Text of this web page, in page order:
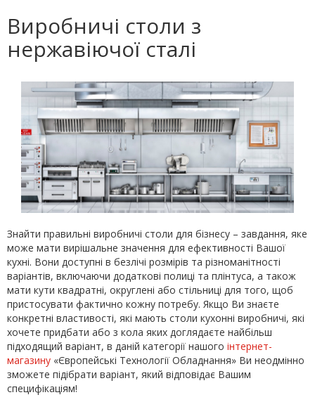
Виробничі столи з
нержавіючої сталі
Знайти правильні виробничі столи для бізнесу – завдання, яке
може мати вирішальне значення для ефективності Вашої
кухні. Вони доступні в безлічі розмірів та різноманітності
варіантів, включаючи додаткові полиці та плінтуса, а також
мати кути квадратні, округлені або стільниці для того, щоб
пристосувати фактично кожну потребу. Якщо Ви знаєте
конкретні властивості, які мають столи кухонні виробничі, які
хочете придбати або з кола яких доглядаєте найбільш
підходящий варіант, в даній категорії нашого інтернет-
магазину «Європейські Технології Обладнання» Ви неодмінно
зможете підібрати варіант, який відповідає Вашим
специфікаціям!